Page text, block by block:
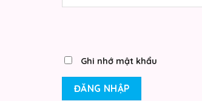
Ghi nhớ mật khẩu
ĐĂNG NHẬP